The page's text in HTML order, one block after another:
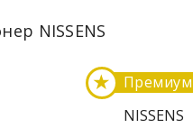
NISSENS
Премиум
★
NISSENS